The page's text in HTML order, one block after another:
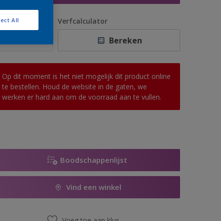
Verfcalculator
Bereken
Op dit moment is het niet mogelijk dit product online
te bestellen. Houd de website in de gaten, we
werken er hard aan om de voorraad aan te vullen.
Boodschappenlijst
Vind een winkel
All